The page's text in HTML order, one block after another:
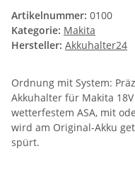
Artikelnummer: 0100
Kategorie: Makita
Hersteller: Akkuhalter24
Ordnung mit System:
Akkuhalter für Makita
wetterfestem ASA, mit
wird am Original-Akku
spürt.